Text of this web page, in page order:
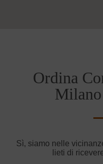
Ordina
Sì, siamo nelle
lieti di